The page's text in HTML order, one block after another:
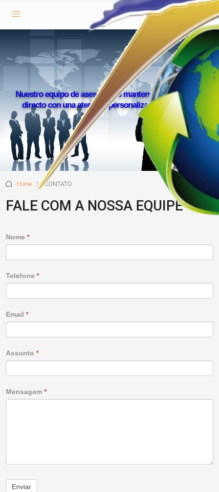
Nuestro equipo de asesores se mantendrá en contacto
directo con una atención personalizada y exclusiva
Home CONTATO
FALE COM A NOSSA EQUIPE
Nome *
Telefone *
Email *
Assunto *
Mensagem *
Enviar